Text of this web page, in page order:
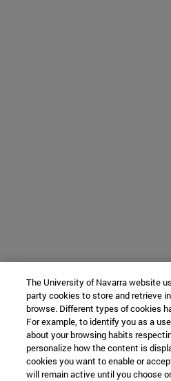
The University of Navarra website
party cookies to store and retrieve
browse. Different types of cookies
For example, to identify you as a
about your browsing habits
personalize how the content is
cookies you want to enable or
will remain active until you choose